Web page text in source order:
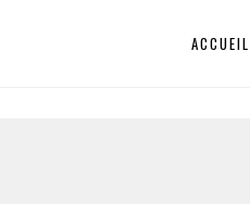
ACCUEIL